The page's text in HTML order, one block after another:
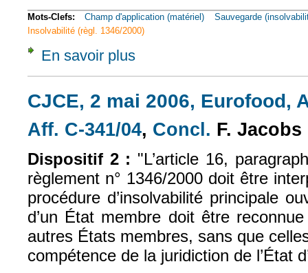
Mots-Clefs: Champ d'application (matériel)
Sauvegarde
Insolvabilité (règl. 1346/2000)
En savoir plus
CJCE, 2 mai 2006, Eurofood,
Aff. C-341/04 (le lien est externe)
, Concl. (le lien est
F. Jacobs
Dispositif 2: "L’article 16,
règlement n° 1346/2000 doit être
procédure d’insolvabilité principale
d’un État membre doit être
autres États membres, sans que
compétence de la juridiction de l’État